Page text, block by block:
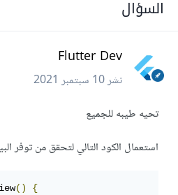
السؤال
Flutter Dev
نشر10 سبتمبر 2021
تحيه طيبه للجميع
استعمال الكود التالي لتحقق من توفر
()
{